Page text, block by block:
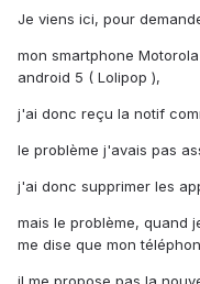
Je viens ici, pour
mon smartphone
android 5 ( Lolipop ),
j'ai donc reçu la notif
le problème j'avais pas
j'ai donc supprimer les
mais le problème, quand
me dise que mon